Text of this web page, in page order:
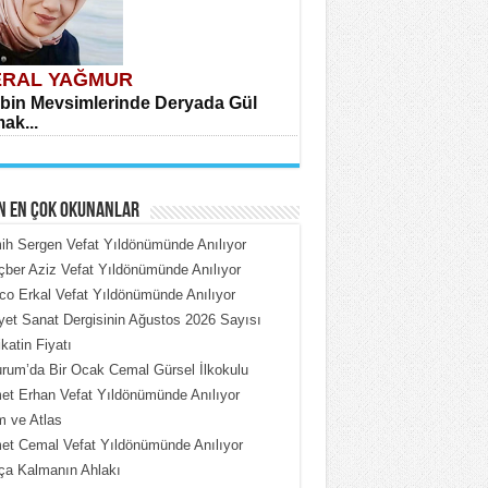
YAĞMUR
Mevsimlerinde Deryada Gül
ÇOBAN
Put Dışardaki Maskeler...
EN ÇOK OKUNANLAR
Sergen Vefat Yıldönümünde Anılıyor
Aziz Vefat Yıldönümünde Anılıyor
Erkal Vefat Yıldönümünde Anılıyor
Sanat Dergisinin Ağustos 2026 Sayısı
Fiyatı
Bir Ocak Cemal Gürsel İlkokulu
Erhan Vefat Yıldönümünde Anılıyor
ve Atlas
Cemal Vefat Yıldönümünde Anılıyor
Kalmanın Ahlakı